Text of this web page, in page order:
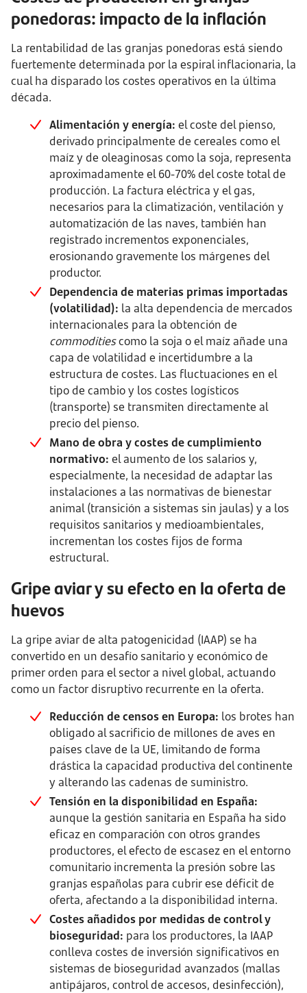
ponedoras: impacto de la inflación
La rentabilidad de las granjas ponedoras está siendo
fuertemente determinada por la espiral inflacionaria, la
cual ha disparado los costes operativos en la última
década.
Alimentación y energía: el coste del pienso,
derivado principalmente de cereales como el
maíz y de oleaginosas como la soja, representa
aproximadamente el 60-70% del coste total de
producción. La factura eléctrica y el gas,
necesarios para la climatización, ventilación y
automatización de las naves, también han
registrado incrementos exponenciales,
erosionando gravemente los márgenes del
productor.
Dependencia de materias primas importadas
(volatilidad): la alta dependencia de mercados
internacionales para la obtención de
commoditiescomo la soja o el maíz añade una
capa de volatilidad e incertidumbre a la
estructura de costes. Las fluctuaciones en el
tipo de cambio y los costes logísticos
(transporte) se transmiten directamente al
precio del pienso.
Mano de obra y costes de cumplimiento
normativo: el aumento de los salarios y,
especialmente, la necesidad de adaptar las
instalaciones a las normativas de bienestar
animal (transición a sistemas sin jaulas) y a los
requisitos sanitarios y medioambientales,
incrementan los costes fijos de forma
estructural.
Gripe aviar y su efecto en la oferta de
huevos
La gripe aviar de alta patogenicidad (IAAP) se ha
convertido en un desafío sanitario y económico de
primer orden para el sector a nivel global, actuando
como un factor disruptivo recurrente en la oferta.
Reducción de censos en Europa: los brotes han
obligado al sacrificio de millones de aves en
países clave de la UE, limitando de forma
drástica la capacidad productiva del continente
y alterando las cadenas de suministro.
Tensión en la disponibilidad en España:
aunque la gestión sanitaria en España ha sido
eficaz en comparación con otros grandes
productores, el efecto de escasez en el entorno
comunitario incrementa la presión sobre las
granjas españolas para cubrir ese déficit de
oferta, afectando a la disponibilidad interna.
Costes añadidos por medidas de control y
bioseguridad: para los productores, la IAAP
conlleva costes de inversión significativos en
sistemas de bioseguridad avanzados (mallas
antipájaros, control de accesos, desinfección),